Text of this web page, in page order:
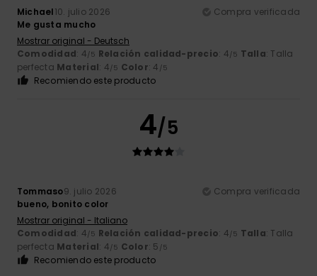
Michael10. julio 2026
Compra verificada
Me gusta mucho
Mostrar original - Deutsch
Comodidad: 4/5 Relación calidad-precio: 4/5 Talla: Talla
perfecta Material: 4/5 Color: 4 /5
Recomiendo este producto
4/5
Tommaso9. julio 2026
Compra verificada
bueno, bonito color
Mostrar original - Italiano
Comodidad: 4/5 Relación calidad-precio: 4/5 Talla: Talla
perfecta Material: 4/5 Color: 5 /5
Recomiendo este producto